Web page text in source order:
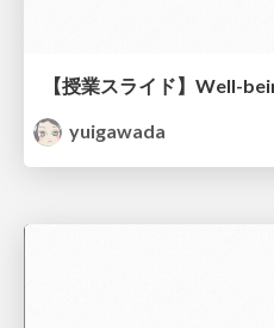
【授業スライド】Well-
yuigawada